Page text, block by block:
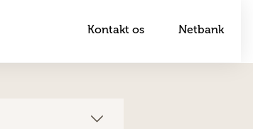
Kontakt os Netbank